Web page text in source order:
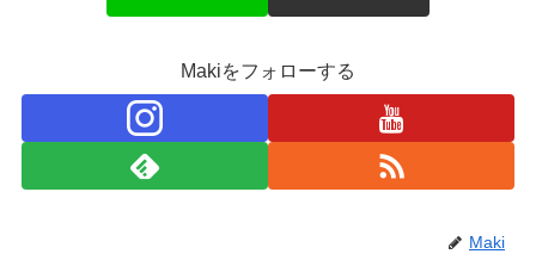
Makiをフォローする
Maki